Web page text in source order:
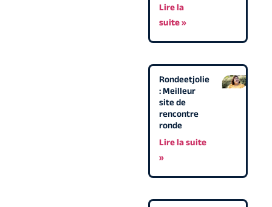
Lire la
suite »
Rondeetjolie
: Meilleur
site de
rencontre
ronde
Lire la suite
»